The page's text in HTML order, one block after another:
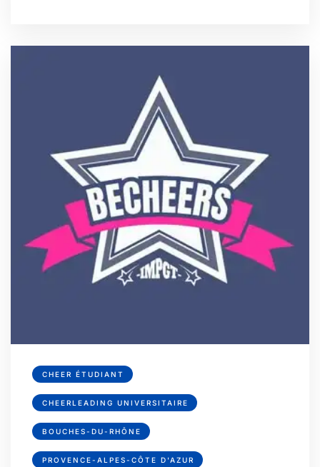
CHEER ÉTUDIANT
CHEERLEADING UNIVERSITAIRE
BOUCHES-DU-RHÔNE
PROVENCE-ALPES-CÔTE D'AZUR